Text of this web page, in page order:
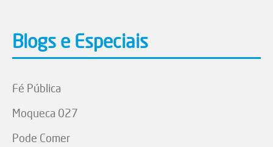
Blogs e Especiais
Fé Pública
Moqueca 027
Pode Comer